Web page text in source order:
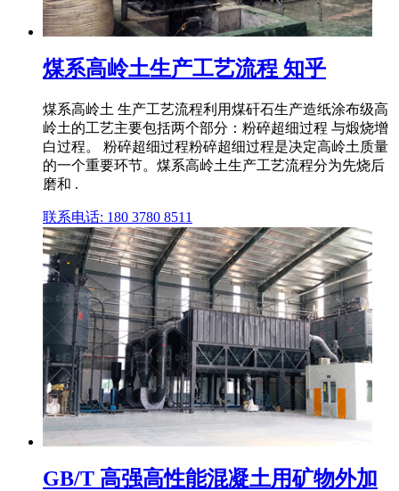
煤系高岭土生产工艺流程 知乎
煤系高岭土 生产工艺流程利用煤矸石生产造纸涂布级高
岭土的工艺主要包括两个部分：粉碎超细过程 与煅烧增
白过程。 粉碎超细过程粉碎超细过程是决定高岭土质量
的一个重要环节。煤系高岭土生产工艺流程分为先烧后
磨和 .
联系电话: 180 3780 8511
GB/T 高强高性能混凝土用矿物外加